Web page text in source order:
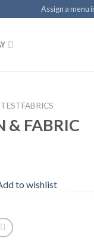
Assign a menu
& FABRIC
to wishlist